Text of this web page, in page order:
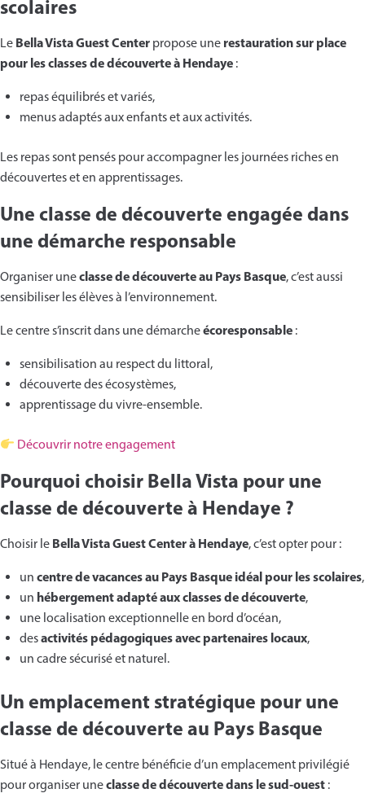
scolaires
Le Bella Vista Guest Center propose une restauration sur place
pour les classes de découverte à Hendaye :
repas équilibrés et variés,
menus adaptés aux enfants et aux activités.
Les repas sont pensés pour accompagner les journées riches en
découvertes et en apprentissages.
Une classe de découverte engagée dans
une démarche responsable
Organiser uneclasse de découverte au Pays Basque, c’est aussi
sensibiliser les élèves à l’environnement.
Le centre s’inscrit dans une démarcheécoresponsable :
sensibilisation au respect du littoral,
découverte des écosystèmes,
apprentissage du vivre-ensemble.
Découvrir notre engagement
Pourquoi choisir Bella Vista pour une
classe de découverte à Hendaye ?
Choisir le Bella Vista Guest Center à Hendaye, c’est opter pour :
un centre de vacances au Pays Basque idéal pour les scolaires,
un hébergement adapté aux classes de découverte,
une localisation exceptionnelle en bord d’océan,
desactivités pédagogiques avec partenaires locaux,
un cadre sécurisé et naturel.
Un emplacement stratégique pour une
classe de découverte au Pays Basque
Situé à Hendaye, le centre bénéficie d’un emplacement privilégié
pour organiser uneclasse de découverte dans le sud-ouest :